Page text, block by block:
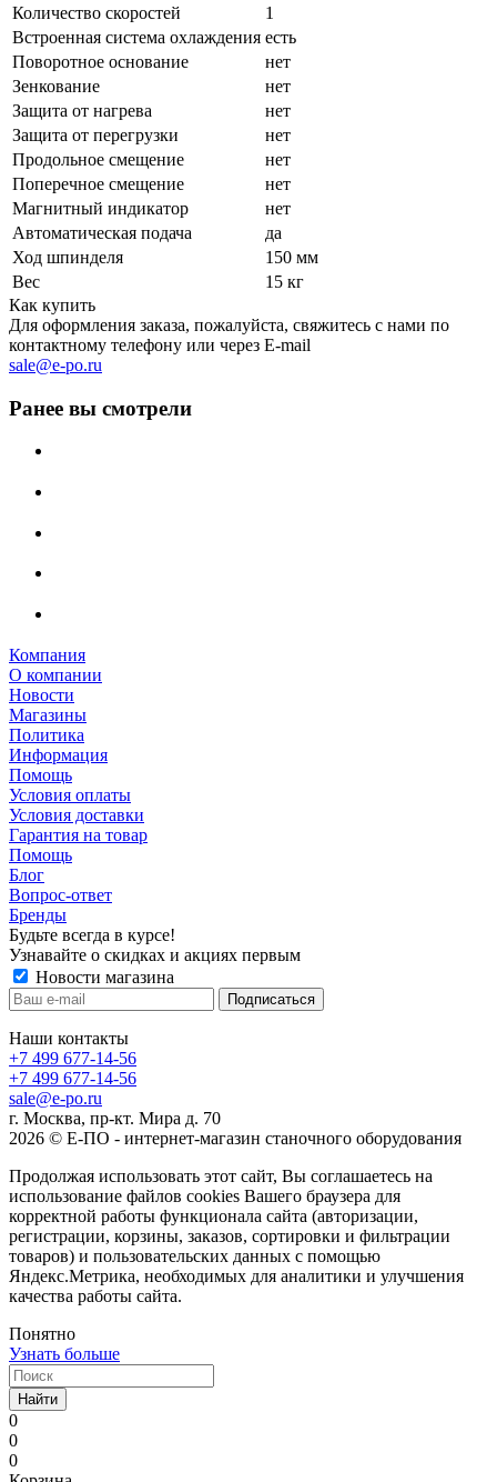
Количество скоростей
1
Встроенная система охлаждения есть
Поворотное основание
нет
Зенкование
нет
Защита от нагрева
нет
Защита от перегрузки
нет
Продольное смещение
нет
Поперечное смещение
нет
Магнитный индикатор
нет
Автоматическая подача
да
Ход шпинделя
150 мм
Вес
15 кг
Как купить
Для оформления заказа, пожалуйста, свяжитесь с нами по
контактному телефону или через E-mail
sale@e-po.ru
Ранее вы смотрели
Компания
О компании
Новости
Магазины
Политика
Информация
Помощь
Условия оплаты
Условия доставки
Гарантия на товар
Помощь
Блог
Вопрос-ответ
Бренды
Будьте всегда в курсе!
Узнавайте о скидках и акциях первым
Новости магазина
Наши контакты
+7 499 677-14-56
+7 499 677-14-56
sale@e-po.ru
г. Москва, пр-кт. Мира д. 70
2026 © Е-ПО - интернет-магазин станочного оборудования
Продолжая использовать этот сайт, Вы соглашаетесь на
использование файлов cookies Вашего браузера для
корректной работы функционала сайта (авторизации,
регистрации, корзины, заказов, сортировки и фильтрации
товаров) и пользовательских данных с помощью
Яндекс.Метрика, необходимых для аналитики и улучшения
качества работы сайта.
Понятно
Узнать больше
Найти
0
0
0